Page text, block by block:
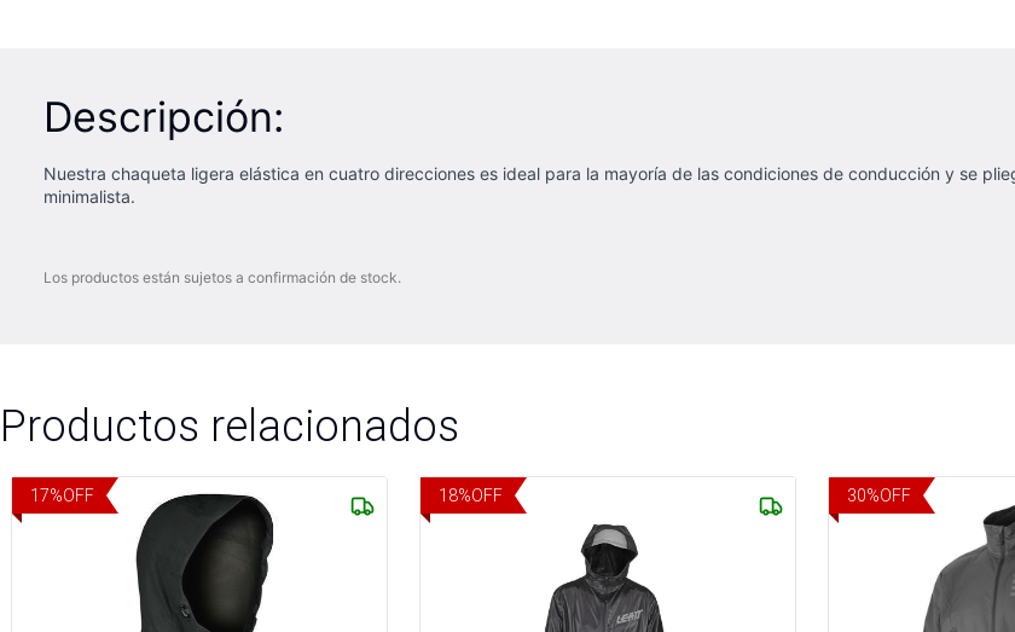
Descripción:
Nuestra chaqueta ligera elástica en cuatro direcciones es ideal para la mayoría de las condiciones de conducción y se
minimalista.
Los productos están sujetos a confirmación de stock.
Productos relacionados
17%OFF 18%OFF 30%OFF